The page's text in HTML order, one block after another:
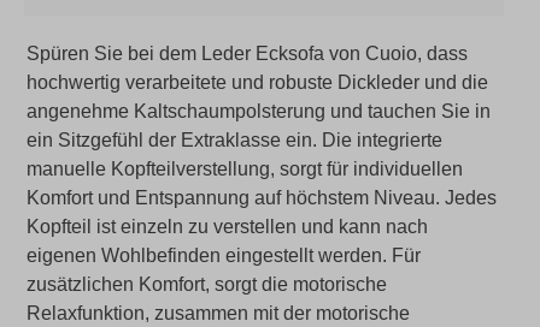
Spüren Sie bei dem Leder Ecksofa von Cuoio, dass
hochwertig verarbeitete und robuste Dickleder und die
angenehme Kaltschaumpolsterung und tauchen Sie in
ein Sitzgefühl der Extraklasse ein. Die integrierte
manuelle Kopfteilverstellung, sorgt für individuellen
Komfort und Entspannung auf höchstem Niveau. Jedes
Kopfteil ist einzeln zu verstellen und kann nach
eigenen Wohlbefinden eingestellt werden. Für
zusätzlichen Komfort, sorgt die motorische
Relaxfunktion, zusammen mit der motorische